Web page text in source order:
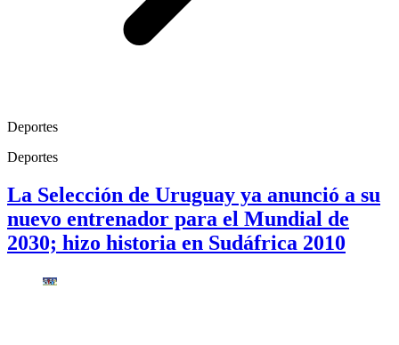
Deportes
Deportes
La Selección de Uruguay ya anunció a su
nuevo entrenador para el Mundial de
2030; hizo historia en Sudáfrica 2010